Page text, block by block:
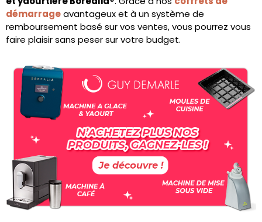
démarrageavantageux et à un système de
remboursement basé sur vos ventes, vous pourrez vous
faire plaisir sans peser sur votre budget.